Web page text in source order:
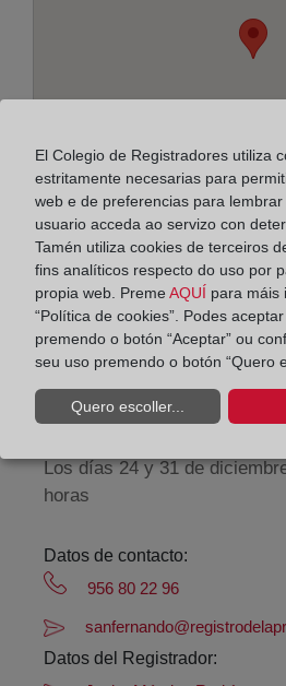
Enderezo:
General de la Herrán, 37 -
Horario:
De lunes a viernes de 09:00
Los días 24 y 31 de
horas
Datos de contacto:
956 80 22 96
Datos del Registrador:
El Colegio de Registradores utiliza
estritamente necesarias para
web e de preferencias para
usuario acceda ao servizo con
Tamén utiliza cookies de terceiros
fins analíticos respecto do uso por
propia web. Preme AQUÍ para máis
“Política de cookies”. Podes
premendo o botón “Aceptar” ou
seu uso premendo o botón “Quero
Quero escoller...